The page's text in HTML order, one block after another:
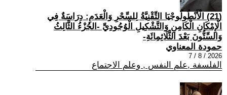
(21) الْأَنْطُولُوجْيَا التِّقْنِيَّةُ لِلسِّحْرِ وَالْعَدَمِ: دِرَاسَةٌ فِي
الْإِمْكَانِ الْكَامِنِ وَالتَّشْكِيلِ الْوُجُودِيِّ -الجُزْءُ الثَّالِثُ
وَالسِّتُّونَ بَعْدَ الثَّلَاثِمِائَةِ-
حمودة المعناوي
2026 / 8 / 7
الفلسفة ,علم النفس , وعلم الاجتماع